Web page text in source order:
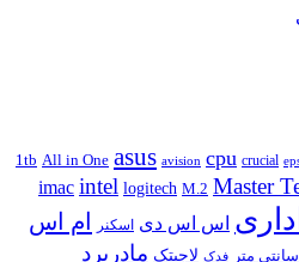
1tb All in One asus avision cpu crucial
imac intel logitech M.2 Master
اداری اس اس دی اسکنر
ام اس
فدک لاجیتک مادربرد